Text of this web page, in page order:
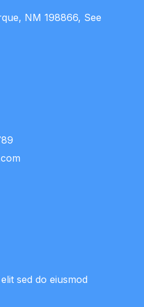
NM 198866, See
sed do eiusmod